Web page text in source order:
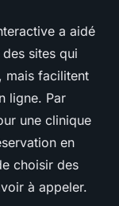
a aidé
sites qui
mais facilitent
ligne. Par
une clinique
en
choisir des
à appeler.